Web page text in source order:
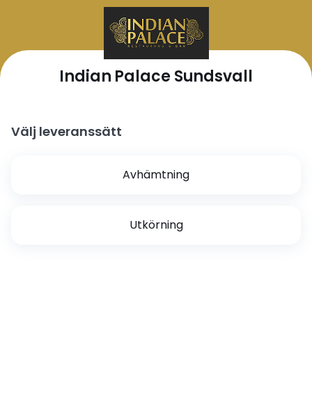
Indian Palace Sundsvall
Välj leveranssätt
Avhämtning
Utkörning